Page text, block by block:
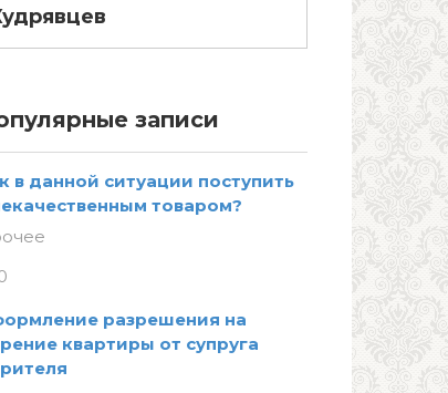
записи
в данной ситуации поступить
товаром?
разрешения на
квартиры от супруга